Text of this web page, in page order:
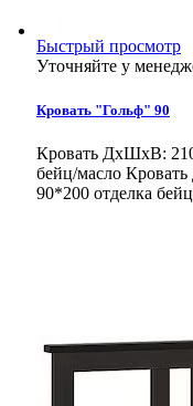
Быстрый просмотр
Уточняйте у
Кровать "Гольф" 90
Кровать ДхШхВ:
бейц/масло
90*200 отделка